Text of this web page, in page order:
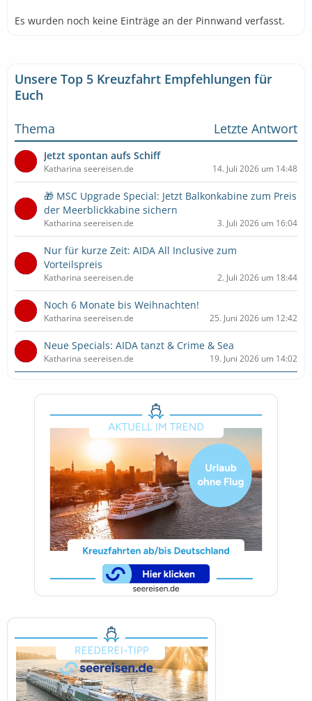
Es wurden noch keine Einträge an der Pinnwand verfasst.
Unsere Top 5 Kreuzfahrt Empfehlungen für
Euch
Thema
Letzte Antwort
Jetzt spontan aufs Schiff
Katharina seereisen.de 14. Juli 2026 um 14:48
🎁 MSC Upgrade Special: Jetzt Balkonkabine zum Preis
der Meerblickkabine sichern
Katharina seereisen.de 3. Juli 2026 um 16:04
Nur für kurze Zeit: AIDA All Inclusive zum
Vorteilspreis
Katharina seereisen.de 2. Juli 2026 um 18:44
Noch 6 Monate bis Weihnachten!
Katharina seereisen.de 25. Juni 2026 um 12:42
Neue Specials: AIDA tanzt & Crime & Sea
Katharina seereisen.de 19. Juni 2026 um 14:02